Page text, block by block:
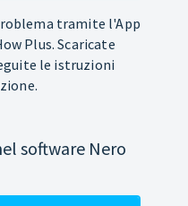
tramite l'App
Plus. Scaricate
le istruzioni
software Nero